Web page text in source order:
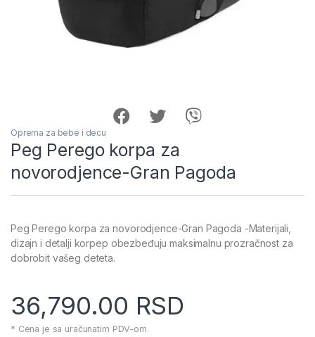
Oprema za bebe i decu
Peg Perego korpa za
novorodjence-Gran Pagoda
Peg Perego korpa za novorodjence-Gran Pagoda -Materijali,
dizajn i detalji korpep obezbeđuju maksimalnu prozračnost za
dobrobit vašeg deteta.
36,790.00 RSD
* Cena je sa uračunatim PDV-om.